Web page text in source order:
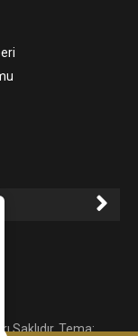
Saklıdır. Tema: